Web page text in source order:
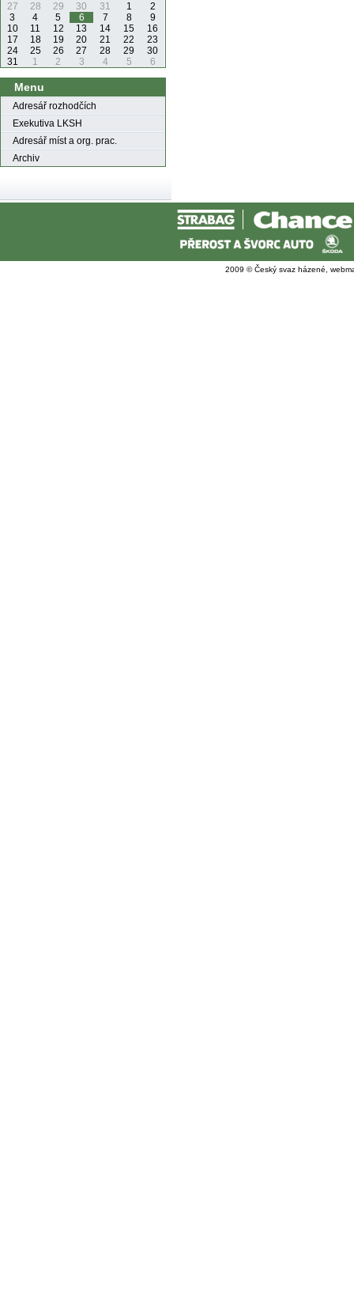
27
28 29 30 31 1
2
3
4 5 6 7 8
9
10
11 12 13 14 15
16
17
18 19 20 21 22
23
24
25 26 27 28 29
30
31
1 2 3 4 5 6
Menu
Adresář rozhodčích
Exekutiva LKSH
Adresář míst a org. prac.
Archiv
2009 © Český svaz házené,